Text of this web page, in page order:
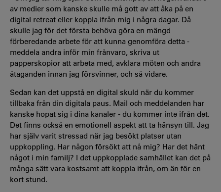
av medier som kanske skulle må gott av att åka på en
digital retreat eller koppla ifrån mig i några dagar. Då
skulle jag för det första behöva göra en mängd
förberedande arbete för att kunna genomföra detta -
meddela andra inför min frånvaro, skriva ut
papperskopior att arbeta med, avklara möten och andra
åtaganden innan jag försvinner, och så vidare.
Sedan kan det uppstå en digital skuld när du kommer
tillbaka från din digitala paus. Mail och meddelanden har
kanske hopat sig i dina kanaler - du kommer inte ifrån det.
Det finns också en emotionell aspekt att ta hänsyn till. Jag
har själv varit stressad när jag besökt platser utan
uppkoppling. Har någon försökt att nå mig? Har det hänt
något i min familj? I det uppkopplade samhället kan det på
många sätt vara kostsamt att koppla ifrån, om än för en
kort stund.